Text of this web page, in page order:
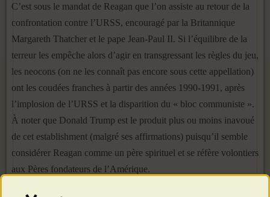
C’est sous le mandat de Reagan que l’on assiste au retour de la
confrontation contre l’URSS, encouragé par la Britannique
Margareth Thatcher et le pape Jean-Paul II. Si l’équilibre de la
terreur les empêche alors d’agir en transgressant les règles du jeu,
les neocons (on ne les connaît pas encore sous cette appellation)
ont les coudées franches à partir des années 1990-1991, après
l’implosion de l’URSS et la disparition du « bloc communiste ».
À noter que Donald Trump est le produit plus ou moins inavoué
de cet establishment (malgré ses affirmations) puisqu’il semble
considérer Reagan comme un père spirituel et se réfère volontiers
aux Pères fondateurs de l’Amérique.